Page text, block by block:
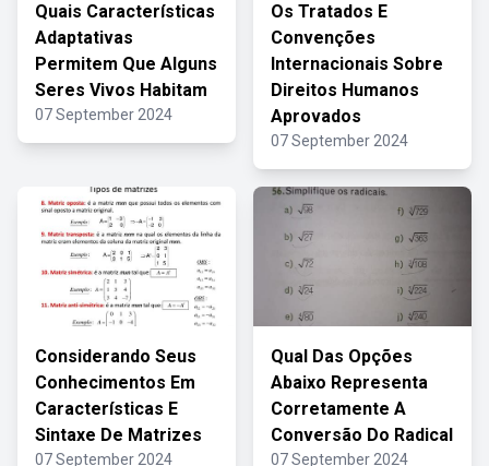
Quais Características
Adaptativas
Permitem Que Alguns
Seres Vivos Habitam
07 September 2024
Os Tratados E
Convenções
Internacionais Sobre
Direitos Humanos
Aprovados
07 September 2024
Considerando Seus
Conhecimentos Em
Características E
Sintaxe De Matrizes
07 September 2024
Qual Das Opções
Abaixo Representa
Corretamente A
Conversão Do Radical
07 September 2024